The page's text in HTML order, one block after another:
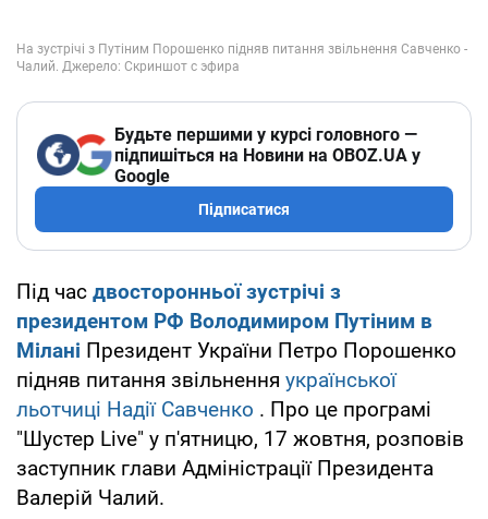
Будьте першими у курсі головного —
підпишіться на Новини на OBOZ.UA у
Google
Підписатися
Під час двосторонньої зустрічі з
президентом РФ Володимиром Путіним в
Мілані Президент України Петро Порошенко
підняв питання звільнення української
льотчиці Надії Савченко . Про це програмі
"Шустер Live" у п'ятницю, 17 жовтня, розповів
заступник глави Адміністрації Президента
Валерій Чалий.